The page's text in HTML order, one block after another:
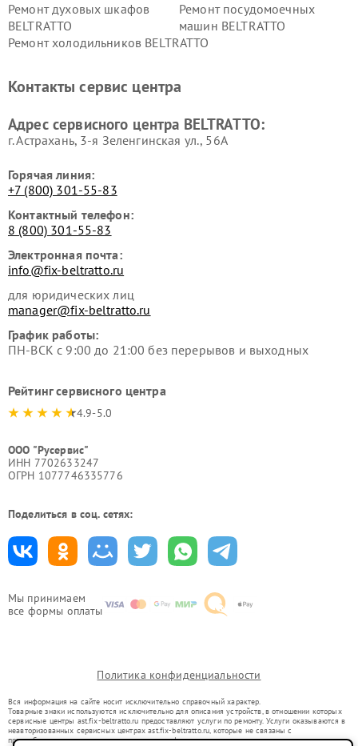
Мы принимаем
все формы оплаты
Ремонт духовых шкафов
BELTRATTO
Ремонт посудомоечных
машин BELTRATTO
Ремонт холодильников BELTRATTO
Контакты сервис центра
Адрес сервисного центра BELTRATTO:
г. Астрахань, 3-я Зеленгинская ул., 56А
Горячая линия:
+7 (800) 301-55-83
Контактный телефон:
8 (800) 301-55-83
Электронная почта:
info@fix-beltratto.ru
для юридических лиц
manager@fix-beltratto.ru
График работы:
ПН-ВСК с 9:00 до 21:00 без перерывов и выходных
Рейтинг сервисного центра
4.9-5.0
ООО "Русервис"
ИНН 7702633247
ОГРН 1077746335776
Поделиться в соц. сетях:
Политика конфиденциальности
Вся информация на сайте носит исключительно справочный характер.
Товарные знаки используются исключительно для описания устройств, в отношении которых
сервисные центры ast.fix-beltratto.ru предоставляют услуги по ремонту. Услуги оказываются в
неавторизованных сервисных центрах ast.fix-beltratto.ru, которые не связаны с
правообладателями товарных знаков или их официальными представителями.